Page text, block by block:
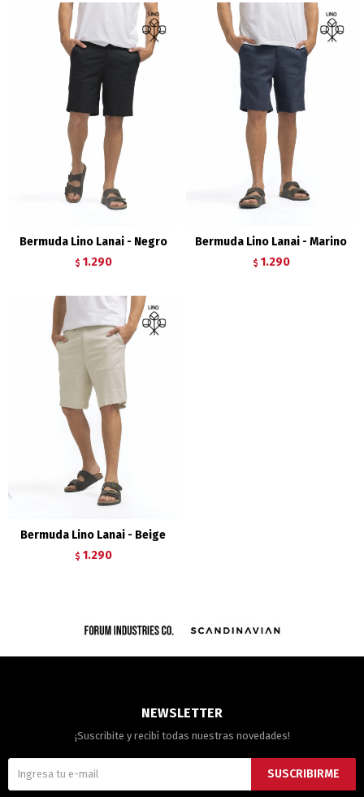
Bermuda Lino Lanai - Negro
$ 1.290
Bermuda Lino Lanai - Marino
$ 1.290
Bermuda Lino Lanai - Beige
$ 1.290
NEWSLETTER
¡Suscribite y recibí todas nuestras novedades!
SUSCRIBIRME